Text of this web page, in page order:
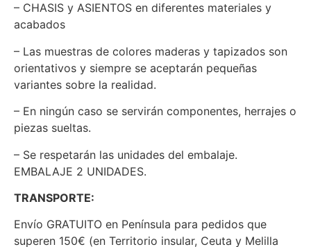
– CHASIS y ASIENTOS en diferentes materiales y
acabados
– Las muestras de colores maderas y tapizados son
orientativos y siempre se aceptarán pequeñas
variantes sobre la realidad.
– En ningún caso se servirán componentes, herrajes o
piezas sueltas.
– Se respetarán las unidades del embalaje.
EMBALAJE 2 UNIDADES.
TRANSPORTE:
Envío GRATUITO en Península para pedidos que
superen 150€ (en Territorio insular, Ceuta y Melilla